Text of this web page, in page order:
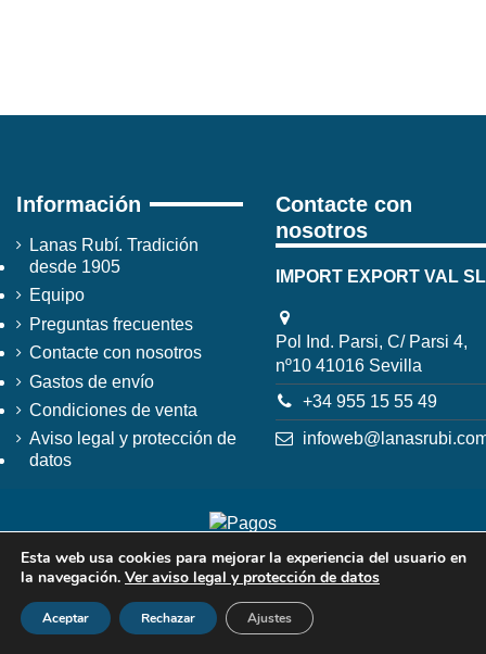
Información
Lanas Rubí. Tradición
desde 1905
Equipo
Preguntas frecuentes
Contacte con nosotros
Gastos de envío
Condiciones de venta
Aviso legal y protección de
datos
Contacte con
nosotros
IMPORT EXPORT VAL SL
Pol Ind. Parsi, C/ Parsi 4,
nº10 41016 Sevilla
+34 955 15 55 49
Esta web usa cookies para mejorar la experiencia del usuario en
la navegación. Ver aviso legal y protección de datos
Aceptar Rechazar Ajustes